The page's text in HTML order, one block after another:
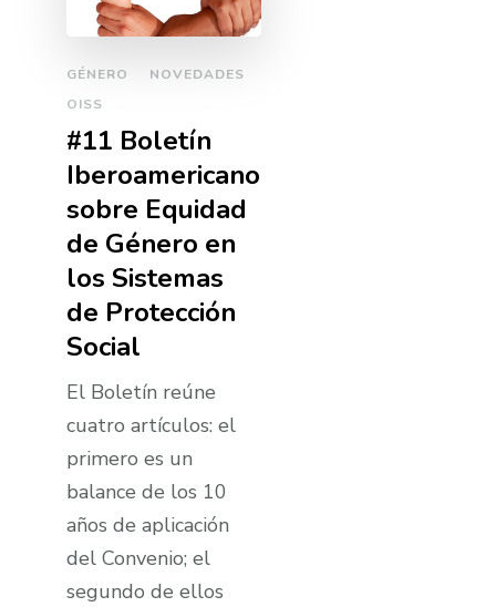
GÉNERO
NOVEDADES
OISS
#11 Boletí­n
Iberoamericano
sobre Equidad
de Género en
los Sistemas
de Protección
Social
El Boletí­n reúne
cuatro artí­culos: el
primero es un
balance de los 10
años de aplicación
del Convenio; el
segundo de ellos